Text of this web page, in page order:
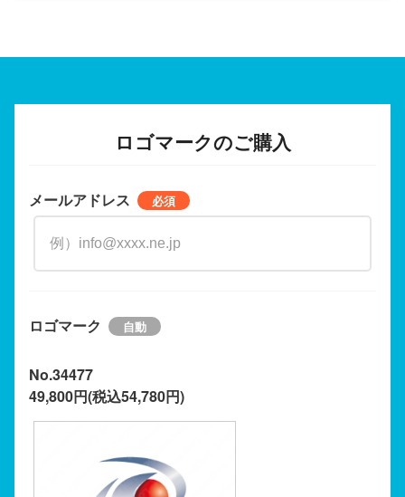
ロゴマークのご購入
メールアドレス
ロゴマーク
No.34477
49,800円(税込54,780円)